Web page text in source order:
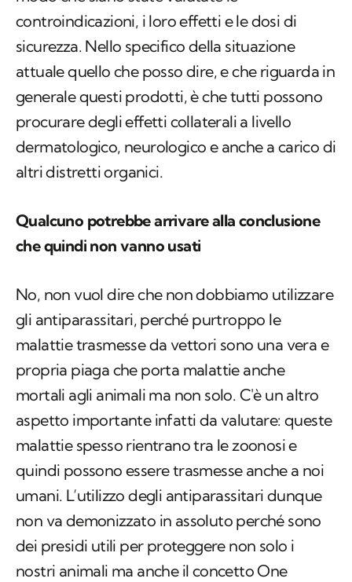
controindicazioni, i loro effetti e le dosi di
sicurezza. Nello specifico della situazione
attuale quello che posso dire, e che riguarda in
generale questi prodotti, è che tutti possono
procurare degli effetti collaterali a livello
dermatologico, neurologico e anche a carico di
altri distretti organici.
Qualcuno potrebbe arrivare alla conclusione
che quindi non vanno usati
No, non vuol dire che non dobbiamo utilizzare
gli antiparassitari, perché purtroppo le
malattie trasmesse da vettori sono una vera e
propria piaga che porta malattie anche
mortali agli animali ma non solo. C'è un altro
aspetto importante infatti da valutare: queste
malattie spesso rientrano tra le zoonosi e
quindi possono essere trasmesse anche a noi
umani. L’utilizzo degli antiparassitari dunque
non va demonizzato in assoluto perché sono
dei presidi utili per proteggere non solo i
nostri animali ma anche il concetto One